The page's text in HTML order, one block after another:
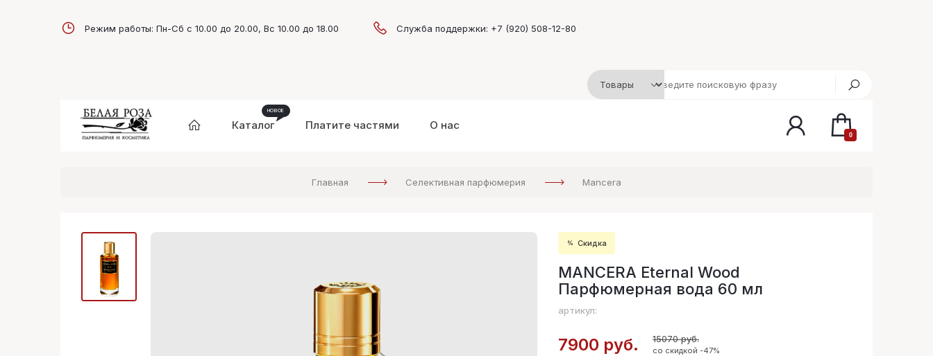
Режим работы: Пн-Сб с 10.00 до 20.00, Вс 10.00 до 18.00 Служба поддержки: +7 (920) 508-12-80
Каталог Платите частями О нас
0
Главная Селективная парфюмерия Mancera
Скидка
MANCERA Eternal Wood
Парфюмерная вода 60 мл
артикул:
7900 руб. 15070 руб.
со скидкой -47%